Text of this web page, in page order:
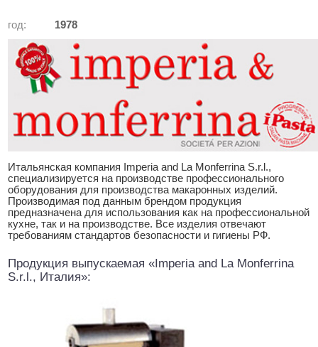
год: 1978
Итальянская компания Imperia and La Monferrina S.r.l.,
специализируется на производстве профессионального
оборудования для производства макаронных изделий.
Производимая под данным брендом продукция
предназначена для использования как на профессиональной
кухне, так и на производстве. Все изделия отвечают
требованиям стандартов безопасности и гигиены РФ.
Продукция выпускаемая «Imperia and La Monferrina
S.r.l., Италия»: